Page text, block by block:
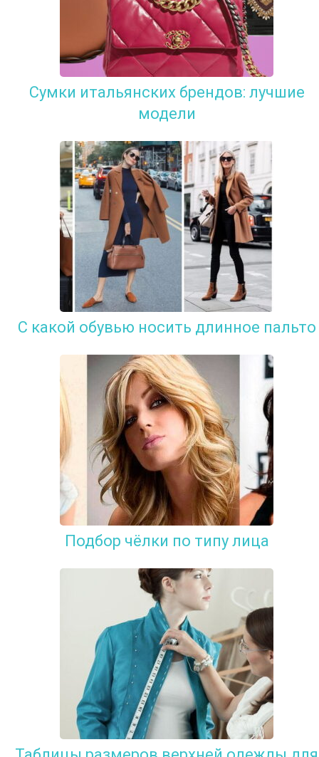
Сумки итальянских брендов: лучшие
модели
С какой обувью носить длинное пальто
Подбор чёлки по типу лица